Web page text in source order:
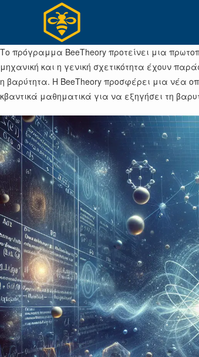
Το πρόγραμμα BeeTheory προτείνει μια
μηχανική και η γενική σχετικότητα έχουν
η βαρύτητα. Η BeeTheory προσφέρει μια νέα
κβαντικά μαθηματικά για να εξηγήσει τη